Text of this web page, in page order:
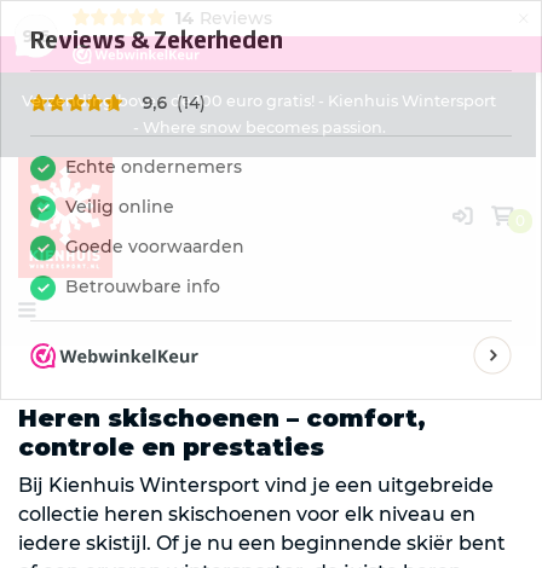
9,6
14 Reviews ×
Verzending boven de 100 euro gratis! - Kienhuis Wintersport
- Where snow becomes passion.
0
Heren skischoenen – comfort,
controle en prestaties
Bij Kienhuis Wintersport vind je een uitgebreide
collectie heren skischoenen voor elk niveau en
iedere skistijl. Of je nu een beginnende skiër bent